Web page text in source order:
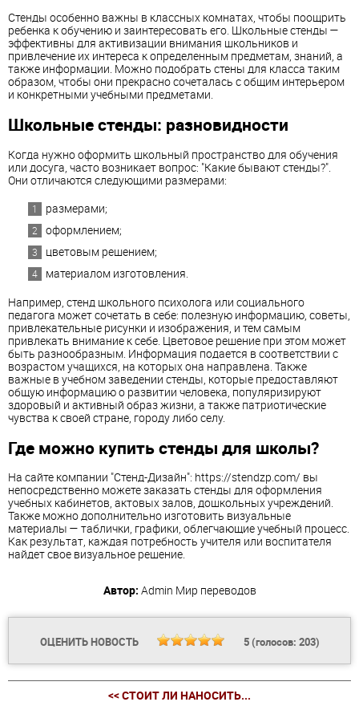
Стенды особенно важны в классных комнатах, чтобы поощрить
ребенка к обучению и заинтересовать его. Школьные стенды —
эффективны для активизации внимания школьников и
привлечение их интереса к определенным предметам, знаний, а
также информации. Можно подобрать стены для класса таким
образом, чтобы они прекрасно сочеталась с общим интерьером
и конкретными учебными предметами.
Школьные стенды: разновидности
Когда нужно оформить школьный пространство для обучения
или досуга, часто возникает вопрос: "Какие бывают стенды?".
Они отличаются следующими размерами:
размерами;
оформлением;
цветовым решением;
материалом изготовления.
Например, стенд школьного психолога или социального
педагога может сочетать в себе: полезную информацию, советы,
привлекательные рисунки и изображения, и тем самым
привлекать внимание к себе. Цветовое решение при этом может
быть разнообразным. Информация подается в соответствии с
возрастом учащихся, на которых она направлена. Также
важные в учебном заведении стенды, которые предоставляют
общую информацию о развитии человека, популяризируют
здоровый и активный образ жизни, а также патриотические
чувства к своей стране, городу либо селу.
Где можно купить стенды для школы?
На сайте компании "Стенд-Дизайн": https://stendzp.com/ вы
непосредственно можете заказать стенды для оформления
учебных кабинетов, актовых залов, дошкольных учреждений.
Также можно дополнительно изготовить визуальные
материалы — таблички, графики, облегчающие учебный процесс.
Как результат, каждая потребность учителя или воспитателя
найдет свое визуальное решение.
Автор: Admin Мир переводов
ОЦЕНИТЬ НОВОСТЬ 5(голосов: 203)
<< СТОИТ ЛИ НАНОСИТЬ...